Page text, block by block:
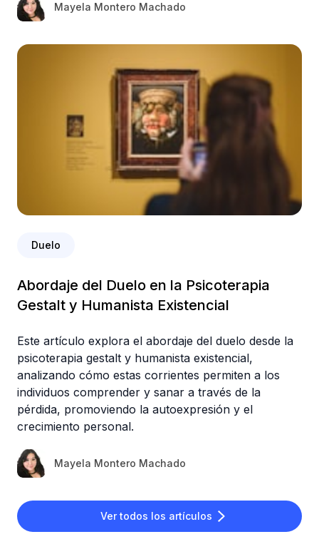
Ver todos los artículos
Mayela Montero Machado
Duelo
Abordaje del Duelo en la Psicoterapia
Gestalt y Humanista Existencial
Este artículo explora el abordaje del duelo desde la
psicoterapia gestalt y humanista existencial,
analizando cómo estas corrientes permiten a los
individuos comprender y sanar a través de la
pérdida, promoviendo la autoexpresión y el
crecimiento personal.
Mayela Montero Machado